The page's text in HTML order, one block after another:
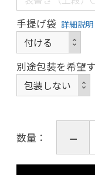
手提げ袋 詳細説明
別途包装を希望
数量：